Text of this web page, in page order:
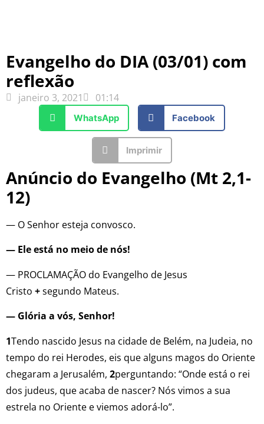
Evangelho do DIA (03/01) com
reflexão
janeiro 3, 2021 01:14
WhatsApp Facebook
Imprimir
Anúncio do Evangelho (Mt 2,1-
12)
— O Senhor esteja convosco.
— Ele está no meio de nós!
— PROCLAMAÇÃO do Evangelho de Jesus
Cristo +segundo Mateus.
— Glória a vós, Senhor!
1Tendo nascido Jesus na cidade de Belém, na Judeia, no
tempo do rei Herodes, eis que alguns magos do Oriente
chegaram a Jerusalém, 2perguntando: “Onde está o rei
dos judeus, que acaba de nascer? Nós vimos a sua
estrela no Oriente e viemos adorá-lo”.